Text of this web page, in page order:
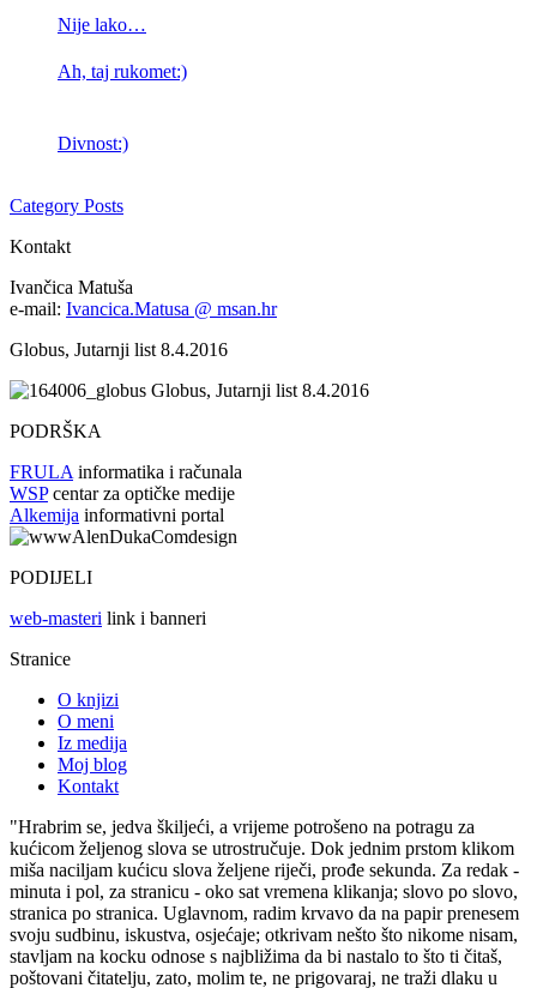
Nije lako…
Ah, taj rukomet:)
Divnost:)
Category Posts
Kontakt
Ivančica Matuša
e-mail: Ivancica.Matusa @ msan.hr
Globus, Jutarnji list 8.4.2016
Globus, Jutarnji list 8.4.2016
PODRŠKA
FRULA informatika i računala
WSPcentar za optičke medije
Alkemija informativni portal
PODIJELI
web-masteri link i banneri
Stranice
O knjizi
O meni
Iz medija
Moj blog
Kontakt
"Hrabrim se, jedva škiljeći, a vrijeme potrošeno na potragu za
kućicom željenog slova se utrostručuje. Dok jednim prstom klikom
miša naciljam kućicu slova željene riječi, prođe sekunda. Za redak -
minuta i pol, za stranicu - oko sat vremena klikanja; slovo po slovo,
stranica po stranica. Uglavnom, radim krvavo da na papir prenesem
svoju sudbinu, iskustva, osjećaje; otkrivam nešto što nikome nisam,
stavljam na kocku odnose s najbližima da bi nastalo to što ti čitaš,
poštovani čitatelju, zato, molim te, ne prigovaraj, ne traži dlaku u